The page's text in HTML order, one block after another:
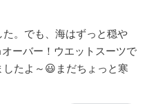
。でも、海はずっと穏や
ーバー！ウエットスーツで
たよ～😃まだちょっと寒